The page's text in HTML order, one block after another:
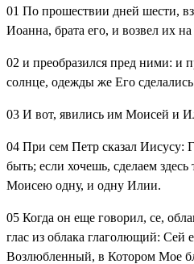
01 По прошествии дней шести,
Иоанна, брата его, и возвел их
02 и преобразился пред ними: и
солнце, одежды же Его
03 И вот, явились им Моисей и
04 При сем Петр сказал Иисусу:
быть; если хочешь, сделаем
Моисею одну, и одну Илии.
05 Когда он еще говорил, се,
глас из облака глаголющий: Сей
Возлюбленный, в Котором Мое